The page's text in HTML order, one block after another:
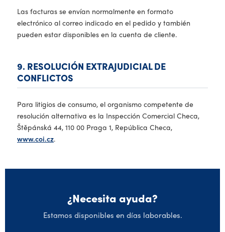
Las facturas se envían normalmente en formato
electrónico al correo indicado en el pedido y también
pueden estar disponibles en la cuenta de cliente.
9. RESOLUCIÓN EXTRAJUDICIAL DE
CONFLICTOS
Para litigios de consumo, el organismo competente de
resolución alternativa es la Inspección Comercial Checa,
Štěpánská 44, 110 00 Praga 1, República Checa,
www.coi.cz.
¿Necesita ayuda?
Estamos disponibles en días laborables.